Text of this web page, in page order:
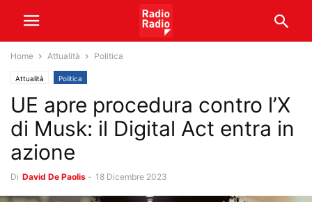
Home Attualità Politica
Attualità Politica
UE apre procedura contro l’X
di Musk: il Digital Act entra in
azione
Di David De Paolis - 18 Dicembre 2023